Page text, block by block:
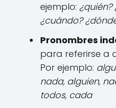
ejemplo: ¿quién?
¿cuándo?
Pronombres
para referirse a
Por ejemplo:
nada, alguien,
todos, cada